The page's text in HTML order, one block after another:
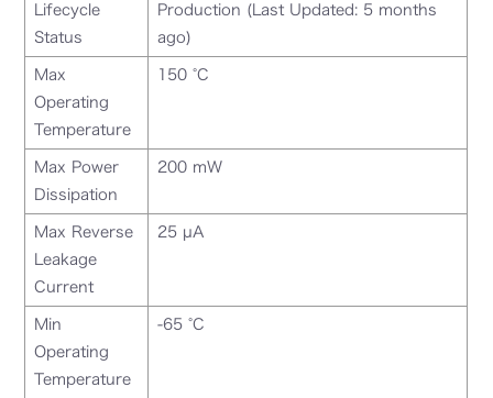
Lifecycle
Status
Production (Last Updated: 5 months
ago)
Max
Operating
Temperature
150 °C
Max Power
Dissipation
200 mW
Max Reverse
Leakage
Current
25 µA
Min
Operating
Temperature
-65 °C